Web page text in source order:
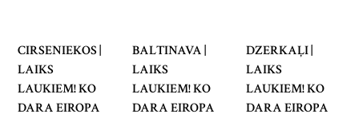
CIRSENIEKOS |
LAIKS
LAUKIEM! KO
DARA EIROPA
BALTINAVA |
LAIKS
LAUKIEM! KO
DARA EIROPA
DZERKAĻI |
LAIKS
LAUKIEM! KO
DARA EIROPA